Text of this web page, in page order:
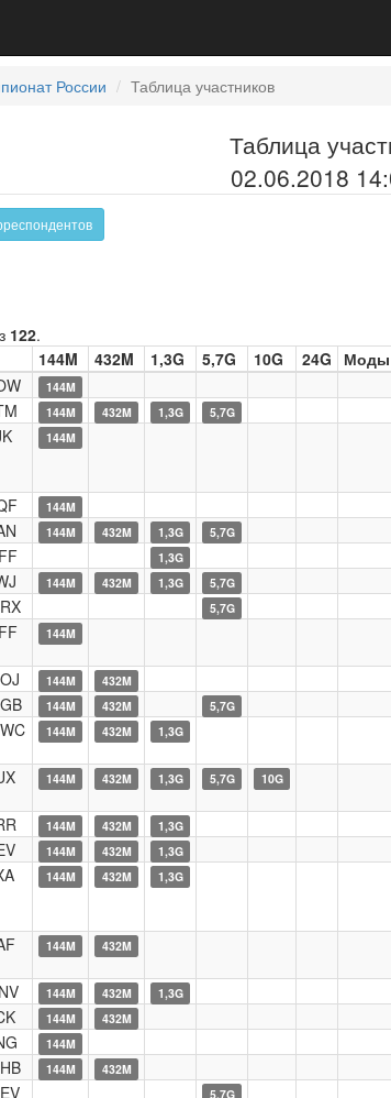
России Таблица участников
Таблица
02.06.2018
122.
144M 432M 1,3G 5,7G 10G 24G Моды
144M
144M 432M 1,3G 5,7G
144M
144M
144M 432M 1,3G 5,7G
1,3G
144M 432M 1,3G 5,7G
5,7G
144M
144M 432M
144M 432M 5,7G
144M 432M 1,3G
144M 432M 1,3G 5,7G 10G
144M 432M 1,3G
144M 432M 1,3G
144M 432M 1,3G
144M 432M
144M 432M 1,3G
144M 432M
144M
144M 432M
5,7G